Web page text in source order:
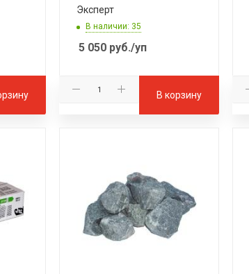
Эксперт
В наличии: 35
5 050 руб./уп
В корзину